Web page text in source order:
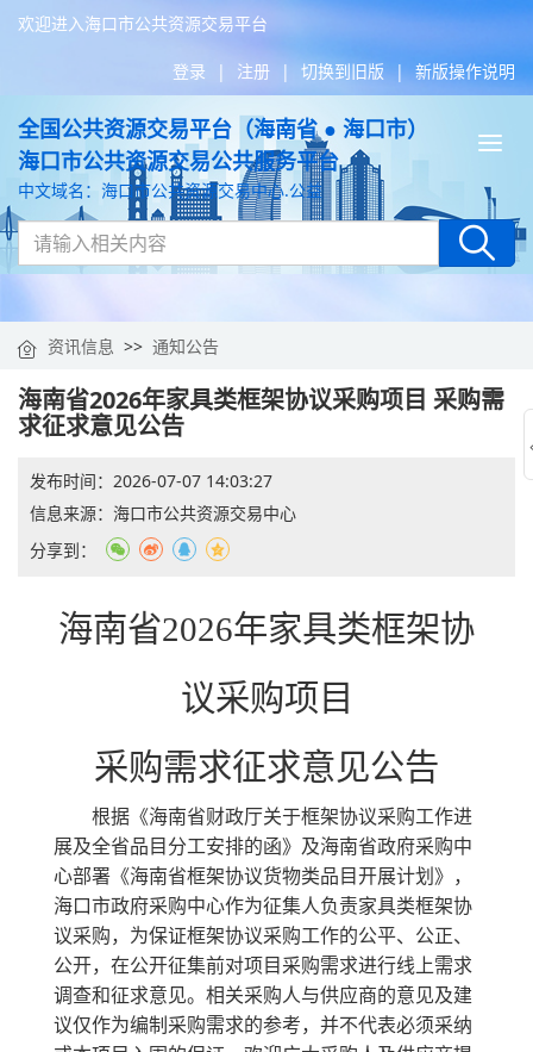
欢迎进入海口市公共资源交易平台
登录 | 注册 | 切换到旧版 | 新版操作说明
全国公共资源交易平台（海南省 ● 海口市）
海口市公共资源交易公共服务平台
中文域名：海口市公共资源交易中心.公益
资讯信息 >> 通知公告
海南省2026年家具类框架协议采购项目 采购需
求征求意见公告
发布时间： 2026-07-07 14:03:27
信息来源： 海口市公共资源交易中心
分享到：
海南省2026年家具类框架协
议采购项目
采购需求征求意见公告
根据《海南省财政厅关于框架协议采购工作进
展及全省品目分工安排的函》及海南省政府采购中
心部署《海南省框架协议货物类品目开展计划》，
海口市政府采购中心作为征集人负责家具类框架协
议采购， 为保证框架协议采购工作的公平、公正、
公开， 在公开征集前对项目采购需求进行线上需求
调查和征求意见。 相关采购人与供应商的意见及建
议仅作为编制采购需求的参考，并不代表必须采纳